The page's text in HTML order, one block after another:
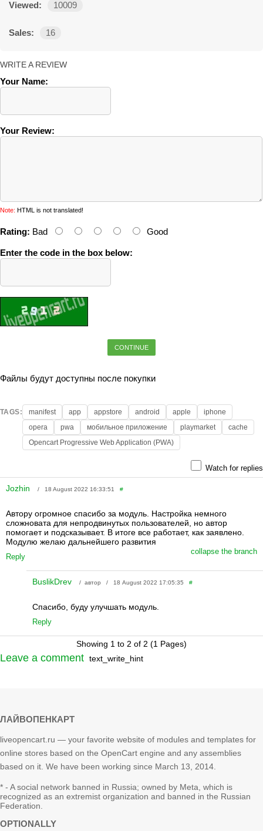
Viewed: 10009
Sales: 16
WRITE A REVIEW
Your Name:
Your Review:
Note: HTML is not translated!
Rating: Bad Good
Enter the code in the box below:
CONTINUE
Файлы будут доступны после покупки
TAGS: manifest app appstore android apple
iphone
opera
pwa мобильное приложение playmarket
cache
Opencart Progressive Web Application (PWA)
Watch for replies
Jozhin / 18 August 2022 16:33:51 #
Автору огромное спасибо за модуль. Настройка немного
сложновата для непродвинутых пользователей, но автор
помогает и подсказывает. В итоге все работает, как заявлено.
Модулю желаю дальнейшего развития
Reply
collapse the branch
BuslikDrev / автор / 18 August 2022 17:05:35 #
Спасибо, буду улучшать модуль.
Reply
Showing 1 to 2 of 2 (1 Pages)
Leave a comment text_write_hint
ЛАЙВОПЕНКАРТ
liveopencart.ru — your favorite website of modules and templates for
online stores based on the OpenCart engine and any assemblies
based on it. We have been working since March 13, 2014.
* - A social network banned in Russia; owned by Meta, which is
recognized as an extremist organization and banned in the Russian
Federation.
OPTIONALLY